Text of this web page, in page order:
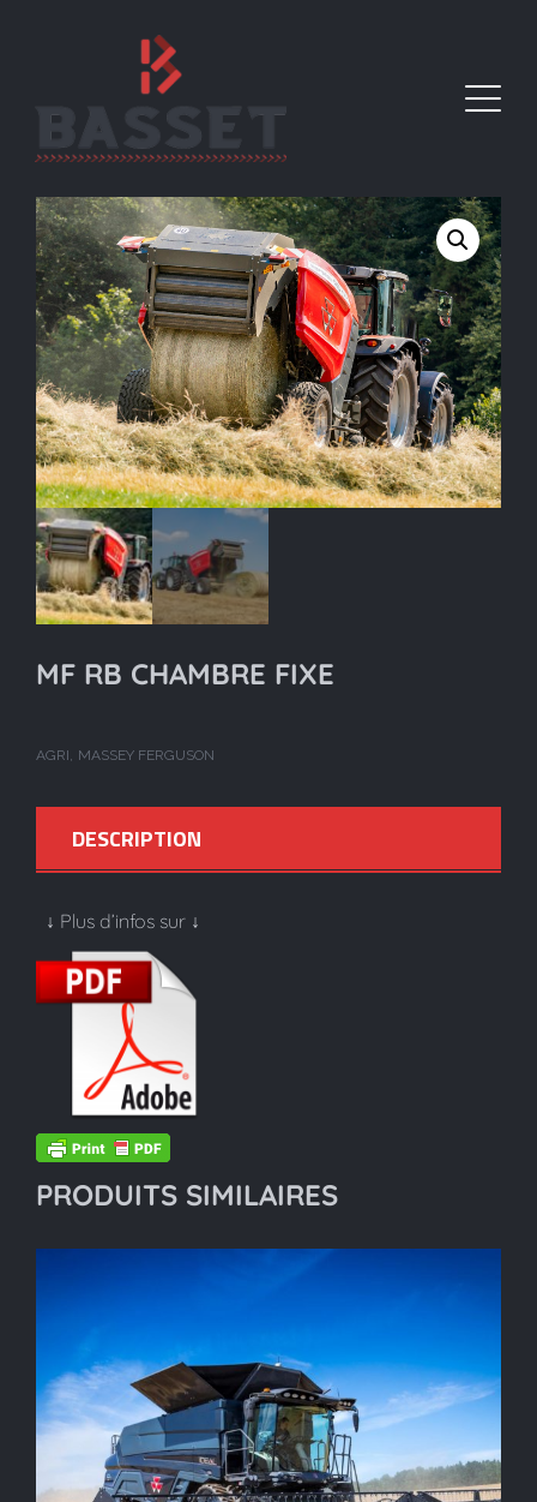
MF RB CHAMBRE FIXE
AGRI MASSEY FERGUSON
DESCRIPTION
↓ Plus d’infos sur ↓
PRODUITS SIMILAIRES